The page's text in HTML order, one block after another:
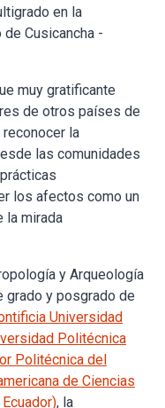
en la
Cusicancha -
muy gratificante
de otros países de
la
las comunidades
los afectos como un
la mirada
y Arqueología
grado y posgrado de
Universidad
Politécnica
Politécnica del
de Ciencias
, la